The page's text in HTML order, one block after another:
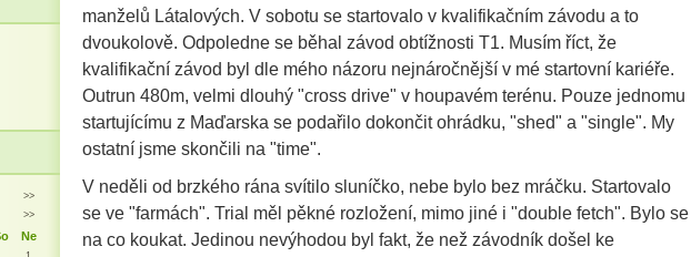
>>
>>
Ne
manželů Látalových. V sobotu se startovalo v kvalifikačním závodu a to
dvoukolově. Odpoledne se běhal závod obtížnosti T1. Musím říct, že
kvalifikační závod byl dle mého názoru nejnáročnější v mé startovní kariéře.
Outrun 480m, velmi dlouhý "cross drive" v houpavém terénu. Pouze jednomu
startujícímu z Maďarska se podařilo dokončit ohrádku, "shed" a "single". My
ostatní jsme skončili na "time".
V neděli od brzkého rána svítilo sluníčko, nebe bylo bez mráčku. Startovalo
se ve "farmách". Trial měl pěkné rozložení, mimo jiné i "double fetch". Bylo se
na co koukat. Jedinou nevýhodou byl fakt, že než závodník došel ke